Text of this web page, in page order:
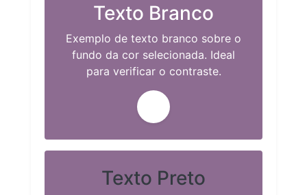
Texto Branco
Exemplo de texto branco sobre o
fundo da cor selecionada. Ideal
para verificar o contraste.
Texto Preto